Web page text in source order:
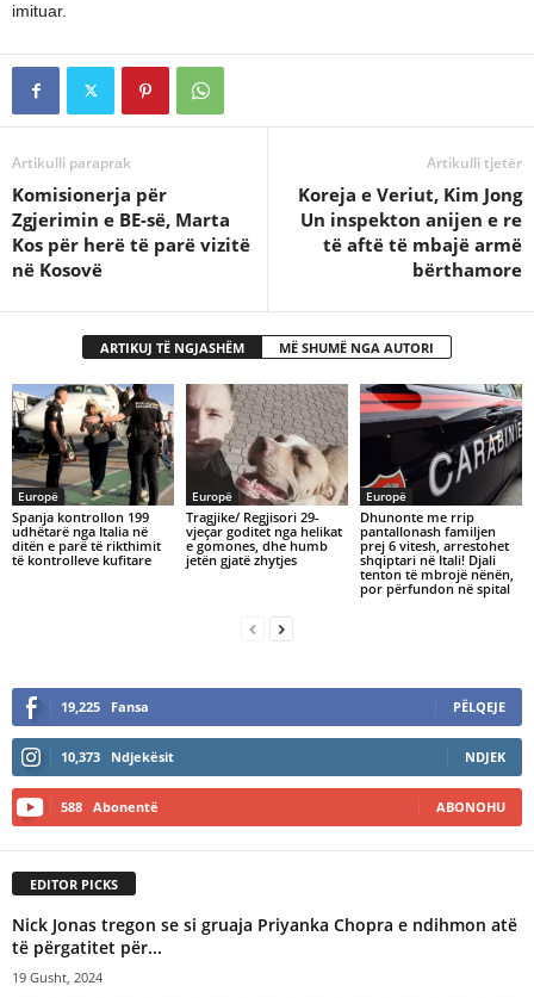
imituar.
Artikulli paraprak
Komisionerja për
Zgjerimin e BE-së, Marta
Kos për herë të parë vizitë
në Kosovë
Artikulli tjetër
Koreja e Veriut, Kim Jong
Un inspekton anijen e re
të aftë të mbajë armë
bërthamore
ARTIKUJ TË NGJASHËM MË SHUMË NGA AUTORI
Europë
Spanja kontrollon 199
udhëtarë nga Italia në
ditën e parë të rikthimit
të kontrolleve kufitare
Europë
Tragjike/ Regjisori 29-
vjeçar goditet nga helikat
e gomones, dhe humb
jetën gjatë zhytjes
Europë
Dhunonte me rrip
pantallonash familjen
prej 6 vitesh, arrestohet
shqiptari në Itali! Djali
tenton të mbrojë nënën,
por përfundon në spital
19,225 Fansa PËLQEJE
10,373 Ndjekësit NDJEK
588 Abonentë ABONOHU
EDITOR PICKS
Nick Jonas tregon se si gruaja Priyanka Chopra e ndihmon atë
të përgatitet për...
19 Gusht, 2024